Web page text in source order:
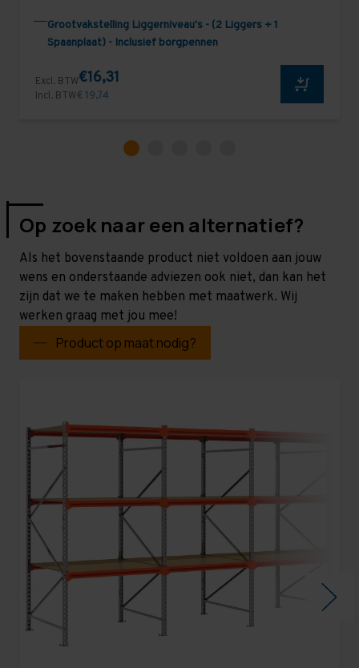
Grootvakstelling Liggerniveau's - (2 Liggers + 1
Spaanplaat) - Inclusief borgpennen
Excl. BTW€16,31
Incl. BTW€ 19,74
Op zoek naar een alternatief?
Als het bovenstaande product niet voldoen aan jouw
wens en onderstaande adviezen ook niet, dan kan het
zijn dat we te maken hebben met maatwerk. Wij
werken graag met jou mee!
Product op maat nodig?